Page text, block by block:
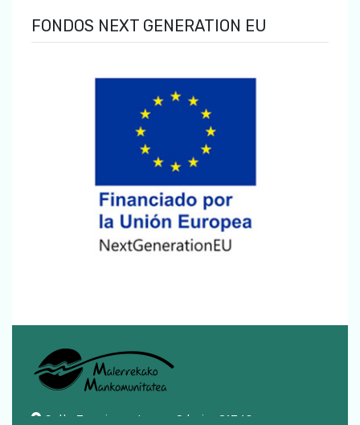
FONDOS NEXT GENERATION EU
Calle Zazpigurutze nº 2 bajo, 31740